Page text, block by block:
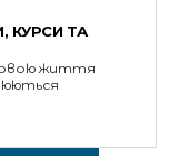
КУРСИ ТА
життя